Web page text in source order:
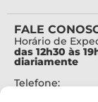
FALE
Horário de
das 12h30 às
diariamente
Telefone: